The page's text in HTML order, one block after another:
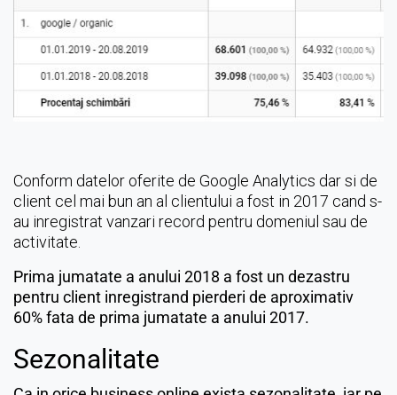
Conform datelor oferite de Google Analytics dar si de
client cel mai bun an al clientului a fost in 2017 cand s-
au inregistrat vanzari record pentru domeniul sau de
activitate.
Prima jumatate a anului 2018 a fost un dezastru
pentru client inregistrand pierderi de aproximativ
60% fata de prima jumatate a anului 2017.
Sezonalitate